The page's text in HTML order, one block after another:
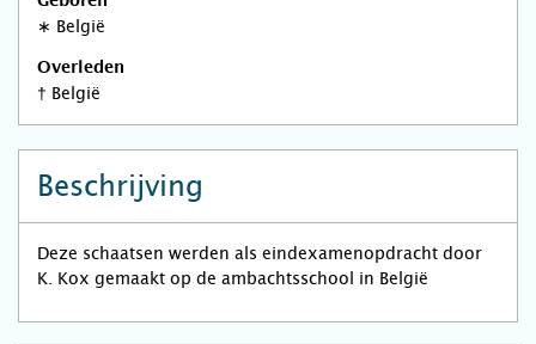
∗ België
Overleden
† België
Beschrijving
Deze schaatsen werden als eindexamenopdracht door
K. Kox gemaakt op de ambachtsschool in België